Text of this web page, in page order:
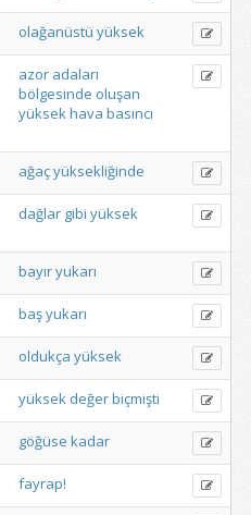
olağanüstü yüksek
azor adaları
bölgesinde oluşan
yüksekhava basıncı
ağaçyüksekliğinde
dağlar gibi yüksek
bayıryukarı
başyukarı
oldukça yüksek
yüksek değerbiçmişti
göğüse kadar
fayrap!